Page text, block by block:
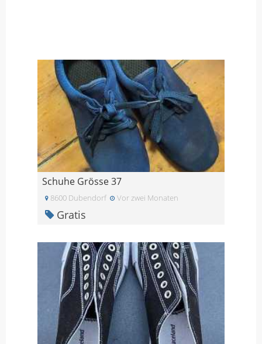
Schuhe Grösse 37
8600 Dubendorf Vor zwei Monaten
Gratis